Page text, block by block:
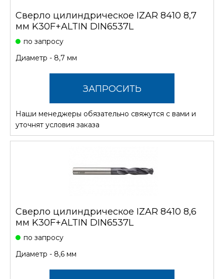
Сверло цилиндрическое IZAR 8410 8,7
мм K30F+ALTIN DIN6537L
по запросу
Диаметр - 8,7 мм
ЗАПРОСИТЬ
СТОИМОСТЬ
Наши менеджеры обязательно свяжутся с вами и
уточнят условия заказа
Сверло цилиндрическое IZAR 8410 8,6
мм K30F+ALTIN DIN6537L
по запросу
Диаметр - 8,6 мм